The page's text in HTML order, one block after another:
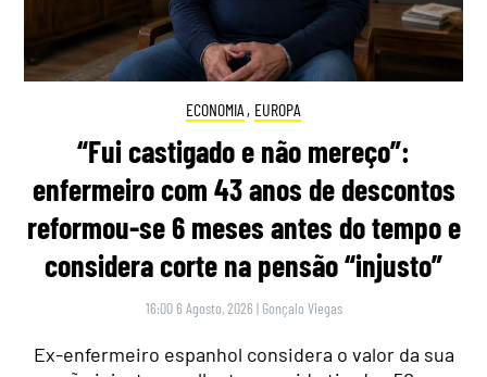
ECONOMIA , EUROPA
“Fui castigado e não mereço”:
enfermeiro com 43 anos de descontos
reformou-se 6 meses antes do tempo e
considera corte na pensão “injusto”
16:00 6 Agosto, 2026 | Gonçalo Viegas
Ex-enfermeiro espanhol considera o valor da sua